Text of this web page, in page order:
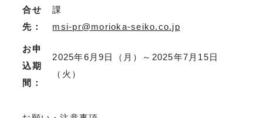
合せ
先：
課
msi-pr@morioka-seiko.co.jp
お申
込期
間：
2025年6月9日（月）～2025年7月15日
（火）